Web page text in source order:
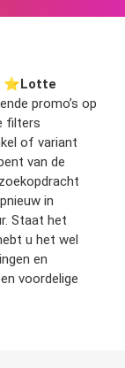
⭐️Lotte
promo’s op
filters
of variant
van de
in
Staat het
u het wel
en
voordelige